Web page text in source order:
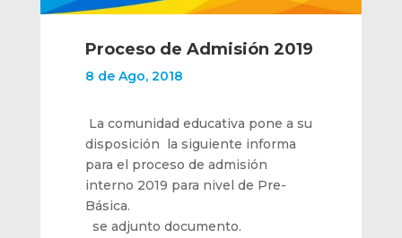
Proceso de Admisión 2019
8 de Ago, 2018
La comunidad educativa pone a su
disposición la siguiente informa
para el proceso de admisión
interno 2019 para nivel de Pre-
Básica.
se adjunto documento.